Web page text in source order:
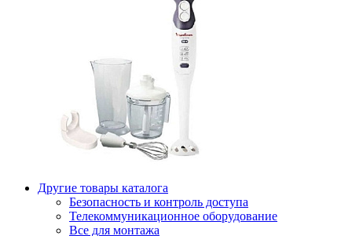
Другие товары каталога
Безопасность и контроль доступа
Телекоммуникационное оборудование
Все для монтажа